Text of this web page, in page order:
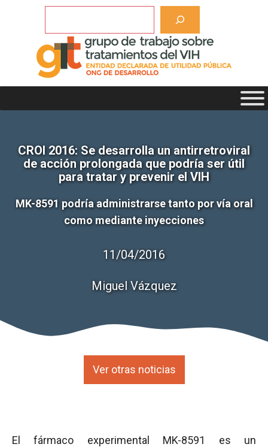
CROI 2016: Se desarrolla un antirretroviral
de acción prolongada que podría ser útil
para tratar y prevenir el VIH
MK-8591 podría administrarse tanto por vía oral
como mediante inyecciones
11/04/2016
Miguel Vázquez
Ver otras noticias
El fármaco experimental MK-8591 es un